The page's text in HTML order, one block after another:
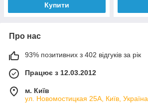
Купити
Про нас
93% позитивних з 402 відгуків за рік
Працює з 12.03.2012
м. Київ
ул. Новомостицкая 25А, Київ, Україна